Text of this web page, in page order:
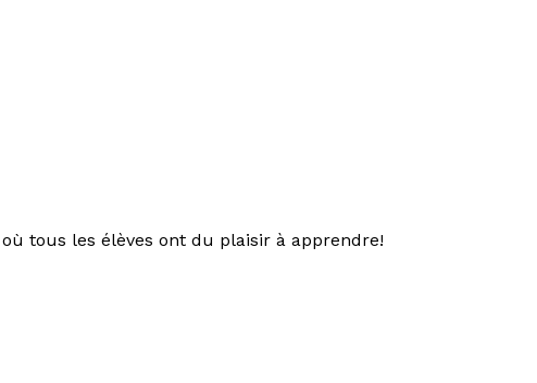
tous les élèves ont du plaisir à apprendre!